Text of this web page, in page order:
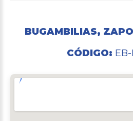
BUGAMBILIAS,
CÓDIGO: